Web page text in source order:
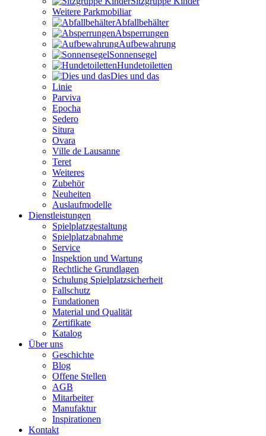
Weitere Parkmobiliar
Abfallbehälter
Absperrungen
Aufbewahrung
Sonnensegel
Hundetoiletten
Dies und das
Linie
Parviva
Epocha
Sedero
Situra
Ovara
Ville de Lausanne
Teret
Weiteres
Zubehör
Neuheiten
Auslaufmodelle
Dienstleistungen
Spielplatzgestaltung
Spielplatzabnahme
Service
Inspektion und Wartung
Rechtliche Grundlagen
Schulung Spielplatzsicherheit
Fallschutz
Fundationen
Material und Qualität
Zertifikate
Katalog
Über uns
Geschichte
Blog
Offene Stellen
AGB
Mitarbeiter
Manufaktur
Inspirationen
Kontakt